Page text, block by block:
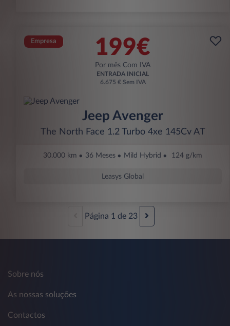
Empresa 199€
Por mês Com IVA
ENTRADA INICIAL
6.675 € Sem IVA
Jeep Avenger
The North Face 1.2 Turbo 4xe 145Cv AT
30.000 km 36 Meses Mild Hybrid 124 g/km
Leasys Global
Página 1 de 23
Sobre nós
As nossas soluções
Contactos